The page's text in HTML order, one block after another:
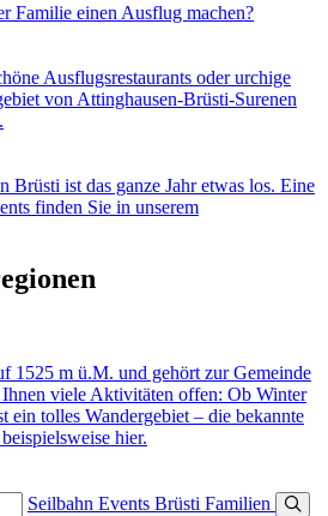
Familie einen Ausflug machen?
Ausflugsrestaurants oder urchige
von Attinghausen-Brüsti-Surenen
Brüsti ist das ganze Jahr etwas los. Eine
finden Sie in unserem
1525 m ü.M. und gehört zur Gemeinde
viele Aktivitäten offen: Ob Winter
ein tolles Wandergebiet – die bekannte
hier.
Seilbahn Events Brüsti Familien